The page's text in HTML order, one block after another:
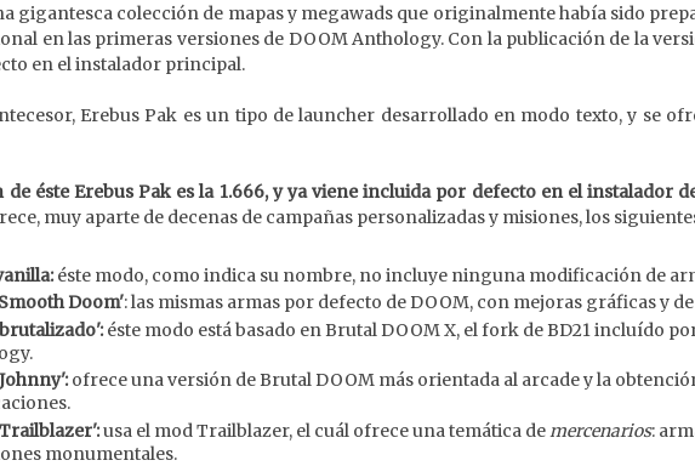
gigantesca colección de mapas y megawads que originalmente había sido
en las primeras versiones de DOOM Anthology. Con la publicación de la
en el instalador principal.
Erebus Pak es un tipo de launcher desarrollado en modo texto, y se
éste Erebus Pak es la 1.666, y ya viene incluida por defecto en el instalador
muy aparte de decenas de campañas personalizadas y misiones, los
éste modo, como indica su nombre, no incluye ninguna modificación de
Doom': las mismas armas por defecto de DOOM, con mejoras gráficas y
éste modo está basado en Brutal DOOM X, el fork de BD21 incluído
ofrece una versión de Brutal DOOM más orientada al arcade y la
usa el mod Trailblazer, el cuál ofrece una temática demercenarios:
monumentales.